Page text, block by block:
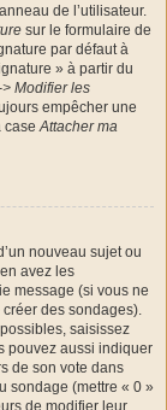
de l’utilisateur.
sur le formulaire de
par défaut à
» à partir du
Modifier les
empêcher une
caseAttacher ma
nouveau sujet ou
avez les
message (si vous ne
des sondages).
saisissez
pouvez aussi indiquer
de son vote dans
sondage (mettre « 0 »
de modifier leur